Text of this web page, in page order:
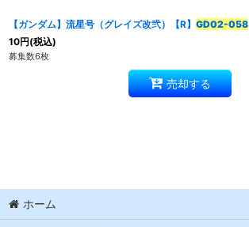
【ガンダム】流星号（グレイズ改弐）【R】 GD02-058
10円(税込)
募集数6枚
売却する
ホーム